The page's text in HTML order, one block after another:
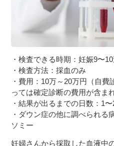
・検査できる時期：妊娠9〜
・検査方法：採血のみ
・費用：10万～20万円（自
っては確定診断の費用が含ま
・結果が出るまでの日数：1
・ダウン症の他に調べられる
ソミー
妊婦さんから採取した血液中